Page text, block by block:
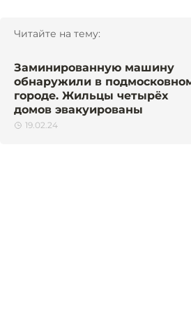
Читайте на тему:
Заминированную машину
обнаружили в
городе. Жильцы четырёх
домов эвакуированы
19.02.24